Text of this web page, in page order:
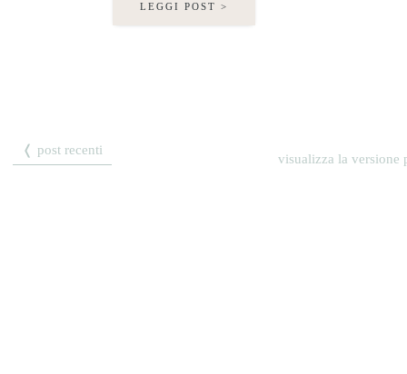
LEGGI POST >
❬ post recenti
visualizza la versione